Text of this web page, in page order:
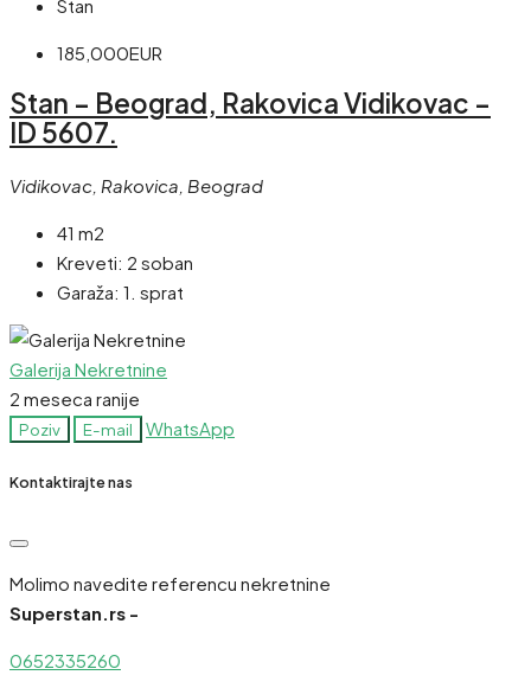
Stan
185,000EUR
Stan – Beograd, Rakovica Vidikovac –
ID 5607.
Vidikovac, Rakovica, Beograd
41 m2
Kreveti: 2 soban
Garaža: 1. sprat
Galerija Nekretnine
2 meseca ranije
Poziv E-mail WhatsApp
Kontaktirajte nas
Molimo navedite referencu nekretnine
Superstan.rs -
0652335260